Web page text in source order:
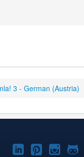
3 - German (Austria)
Joomla!
Joomla!Joomla!